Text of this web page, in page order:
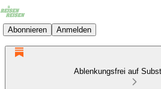
Abonnieren Anmelden
Ablenkungsfrei auf